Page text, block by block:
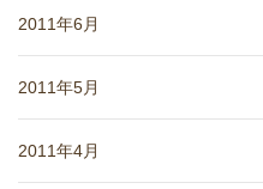
2011年6月
2011年5月
2011年4月